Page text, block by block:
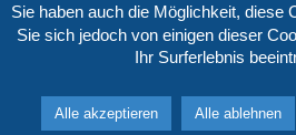
Impressum
© Copyright Miller Immobilien | Alle Rechte
WEB SOLUTIONS
Sie haben auch die Möglichkeit, diese
Sie sich jedoch von einigen dieser
Ihr Surferlebnis
Alle akzeptieren Alle ablehnen